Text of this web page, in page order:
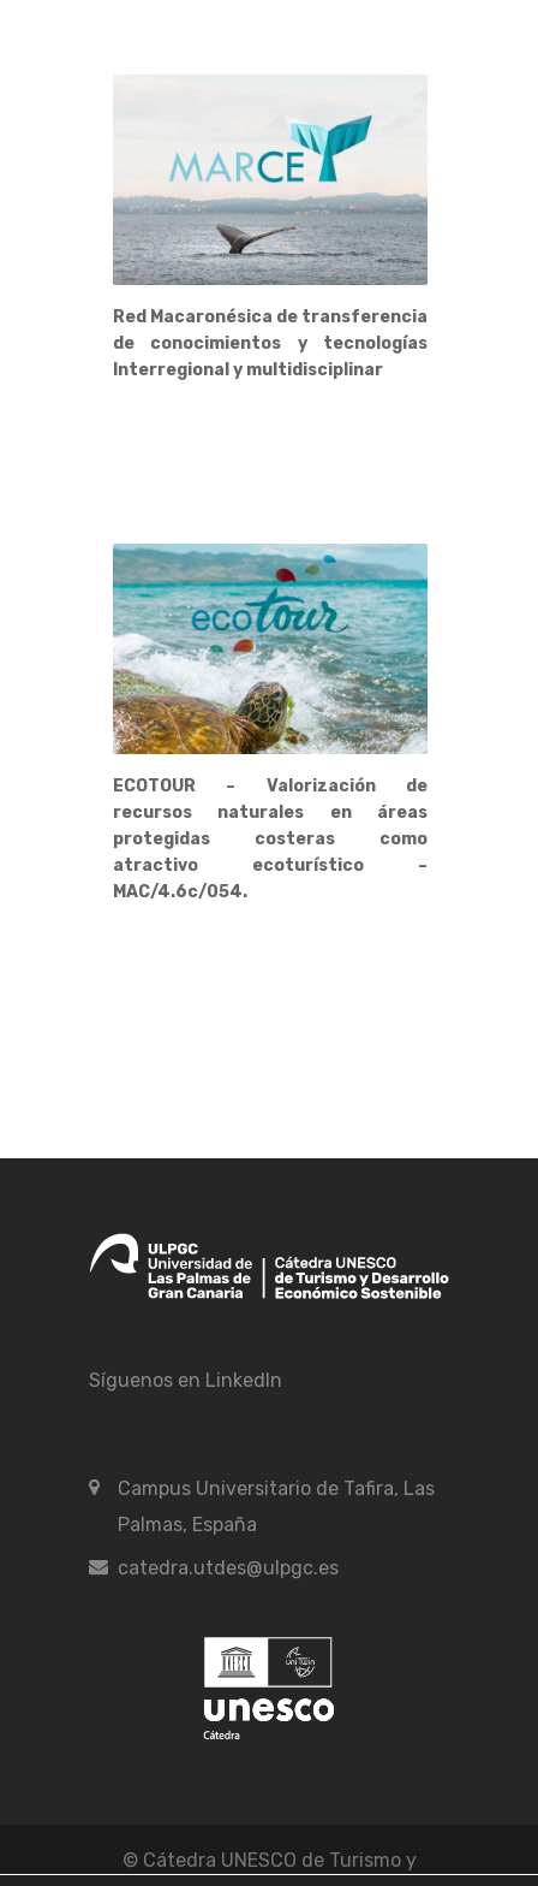
Red Macaronésica de transferencia
de conocimientos y tecnologías
Interregional y multidisciplinar
ECOTOUR – Valorización de
recursos naturales en áreas
protegidas costeras como
atractivo ecoturístico –
MAC/4.6c/054.
Síguenos en LinkedIn
Campus Universitario de Tafira, Las
Palmas, España
catedra.utdes@ulpgc.es
© Cátedra UNESCO de Turismo y